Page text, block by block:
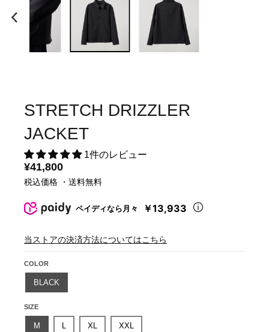
STRETCH DRIZZLER
JACKET
1件のレビュー
¥41,800
税込価格 ・送料無料
ペイディなら月々 ￥13,933
当ストアの決済方法についてはこちら
COLOR
BLACK
SIZE
M L XL XXL